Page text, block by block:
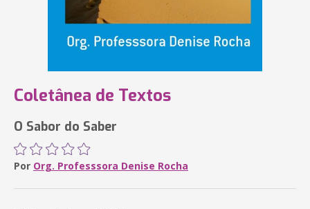
Coletânea de Textos
O Sabor do Saber
Por Org. Professsora Denise Rocha